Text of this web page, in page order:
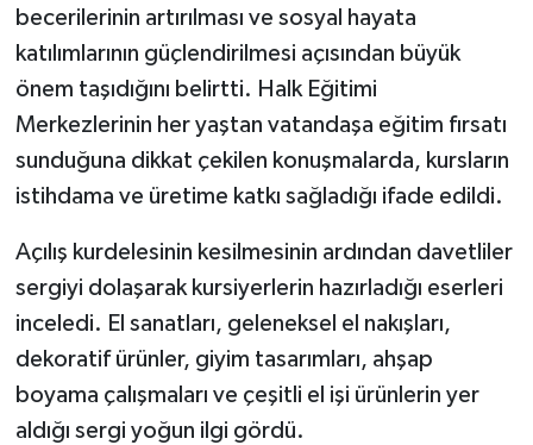
becerilerinin artırılması ve sosyal hayata
katılımlarının güçlendirilmesi açısından büyük
önem taşıdığını belirtti. Halk Eğitimi
Merkezlerinin her yaştan vatandaşa eğitim fırsatı
sunduğuna dikkat çekilen konuşmalarda, kursların
istihdama ve üretime katkı sağladığı ifade edildi.
Açılış kurdelesinin kesilmesinin ardından davetliler
sergiyi dolaşarak kursiyerlerin hazırladığı eserleri
inceledi. El sanatları, geleneksel el nakışları,
dekoratif ürünler, giyim tasarımları, ahşap
boyama çalışmaları ve çeşitli el işi ürünlerin yer
aldığı sergi yoğun ilgi gördü.